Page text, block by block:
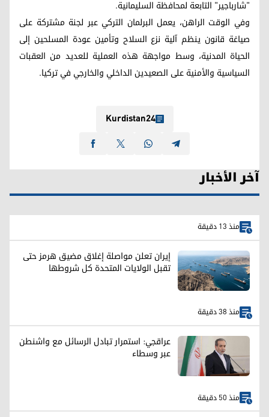
"شارباجير" التابعة لمحافظة السليمانية.
وفي الوقت الراهن، يعمل البرلمان التركي عبر لجنة مشتركة على
صياغة قانون ينظم آلية نزع السلاح وتأمين عودة المسلحين إلى
الحياة المدنية، وسط مواجهة هذه العملية للعديد من العقبات
السياسية والأمنية على الصعيدين الداخلي والخارجي في تركيا.
Kurdistan24
آخر الأخبار
منذ 13 دقيقة
إيران تعلن مواصلة إغلاق مضيق هرمز حتى
تقبل الولايات المتحدة كل شروطها
منذ 38 دقيقة
عراقجي: استمرار تبادل الرسائل مع واشنطن
عبر وسطاء
منذ 50 دقيقة